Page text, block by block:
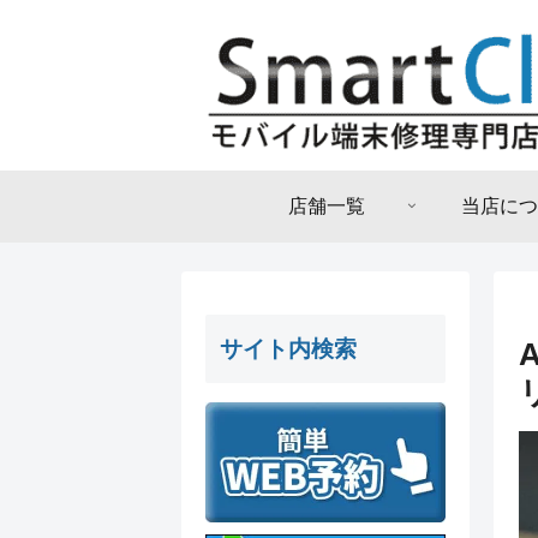
店舗一覧 当店に
サイト内検索